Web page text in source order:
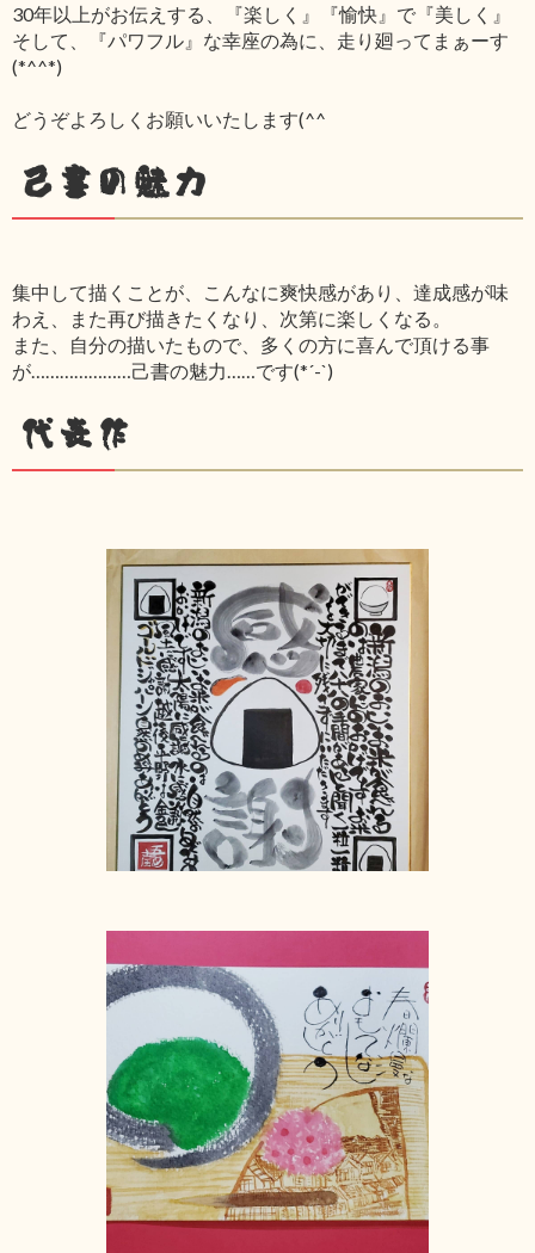
30年以上がお伝えする、『楽しく』『愉快』で『美しく』
そして、『パワフル』な幸座の為に、走り廻ってまぁーす
(*^^*)
どうぞよろしくお願いいたします(^^ゞ
己書の魅力
集中して描くことが、こんなに爽快感があり、達成感が味
わえ、また再び描きたくなり、次第に楽しくなる。
また、自分の描いたもので、多くの方に喜んで頂ける事
が…………………己書の魅力……です(*´-`)
代表作